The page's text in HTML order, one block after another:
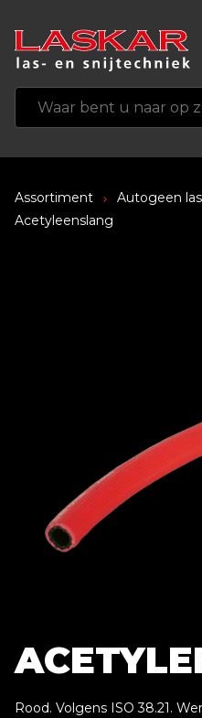
Assortiment Autogeen
Acetyleenslang
Rood. Volgens ISO 38.21.